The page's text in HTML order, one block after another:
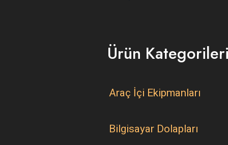
Ürün
Araç İçi Ekipmanları
Bilgisayar Dolapları